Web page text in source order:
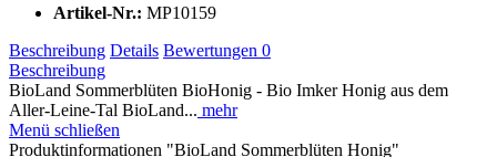
Artikel-Nr.: MP10159
Beschreibung Details Bewertungen 0
Beschreibung
BioLand Sommerblüten BioHonig - Bio Imker Honig aus dem
Aller-Leine-Tal BioLand... mehr
Menü schließen
Produktinformationen "BioLand Sommerblüten Honig"